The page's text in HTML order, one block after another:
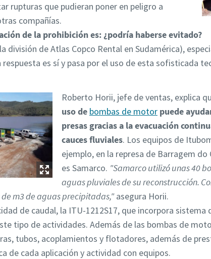
rupturas que pudieran poner en peligro a
compañías.
de la prohibición es: ¿podría haberse evitado?
división de Atlas Copco Rental en Sudamérica),
es sí y pasa por el uso de esta sofisticada
Roberto Horii, jefe de ventas, explica
uso de bombas de motor puede
presas gracias a la evacuación
cauces fluviales. Los equipos de
ejemplo, en la represa de Barragem
es Samarco. "Samarco utilizó unas 40
aguas pluviales de su reconstrucción.
m3 de aguas precipitadas,"asegura Horii.
de caudal, la ITU-1212S17, que incorpora
tipo de actividades. Además de las bombas de
tubos, acoplamientos y flotadores, además de
de cada aplicación y actividad con equipos.